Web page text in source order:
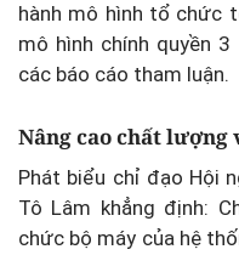
hành mô hình tổ chức
mô hình chính quyền
các báo cáo tham luận.
Nâng cao chất lượng
Phát biểu chỉ đạo Hội
Tô Lâm khẳng định:
chức bộ máy của hệ